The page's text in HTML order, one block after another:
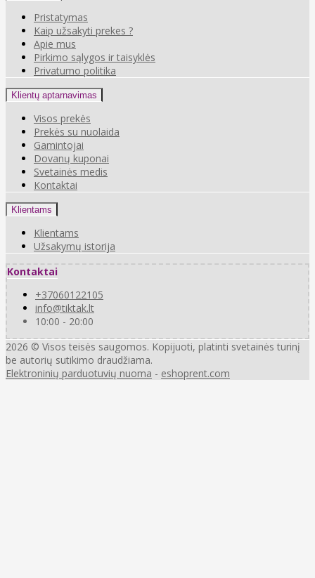
Pristatymas
Kaip užsakyti prekes ?
Apie mus
Pirkimo sąlygos ir taisyklės
Privatumo politika
Klientų aptarnavimas
Visos prekės
Prekės su nuolaida
Gamintojai
Dovanų kuponai
Svetainės medis
Kontaktai
Klientams
Klientams
Užsakymų istorija
Kontaktai
+37060122105
info@tiktak.lt
10:00 - 20:00
2026 © Visos teisės saugomos. Kopijuoti, platinti svetainės turinį
be autorių sutikimo draudžiama.
Elektroninių parduotuvių nuoma - eshoprent.com